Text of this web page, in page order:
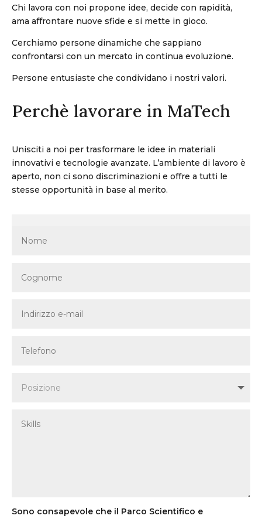
Chi lavora con noi propone idee, decide con rapidità,
ama affrontare nuove sfide e si mette in gioco.
Cerchiamo persone dinamiche che sappiano
confrontarsi con un mercato in continua evoluzione.
Persone entusiaste che condividano i nostri valori.
Perchè lavorare in MaTech
Unisciti a noi per trasformare le idee in materiali
innovativi e tecnologie avanzate. L’ambiente di lavoro è
aperto, non ci sono discriminazioni e offre a tutti le
stesse opportunità in base al merito.
Sono consapevole che il Parco Scientifico e